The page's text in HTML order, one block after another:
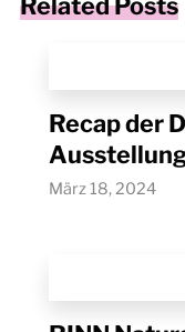
Recap der
März 18, 2024